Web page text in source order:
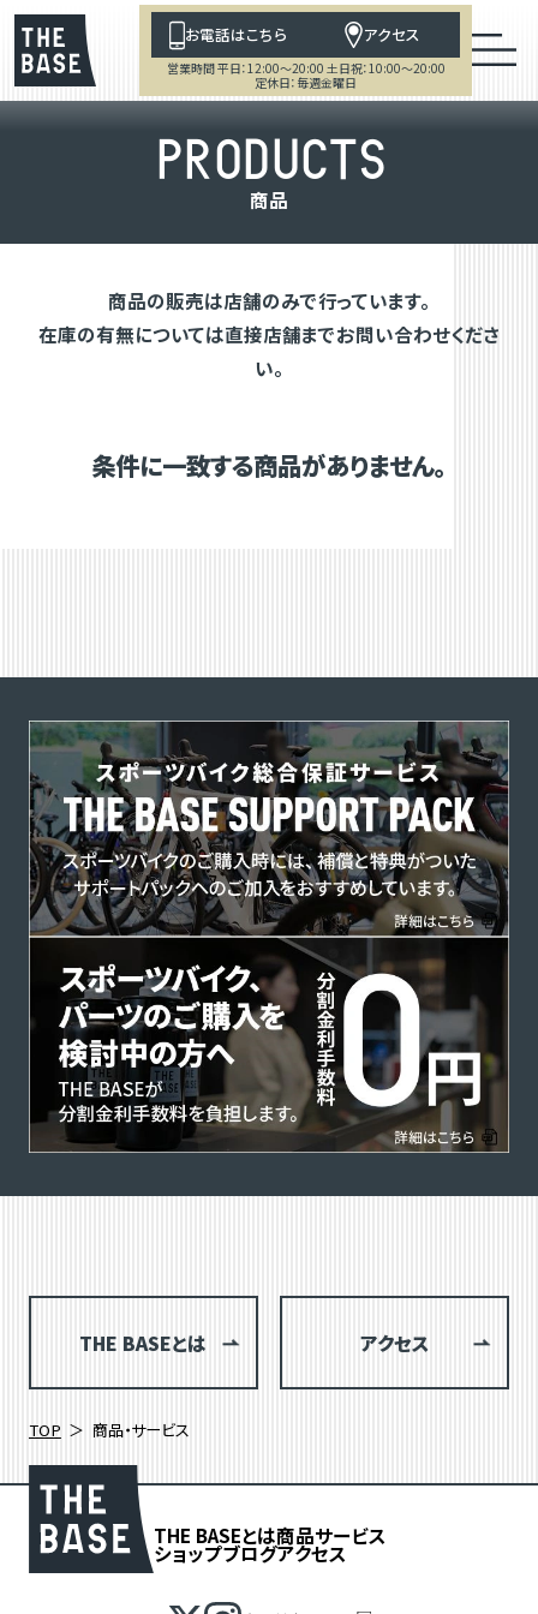
お電話はこちら アクセス
営業時間 平日：12:00～20:00 土日祝：10:00～20:00
定休日：毎週金曜日
PRODUCTS
商品
商品の販売は店舗のみで行っています。
在庫の有無については直接店舗までお問い合わせくださ
い。
条件に一致する商品がありません。
THE BASEとは アクセス
TOP 商品・サービス
THE BASEとは商品サービス
ショップブログアクセス